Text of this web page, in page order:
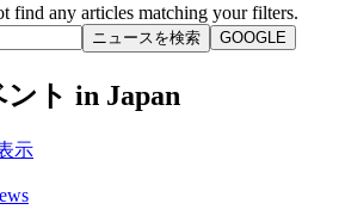
find any articles matching your filters.
ニュースを検索 GOOGLE
ト in Japan
示